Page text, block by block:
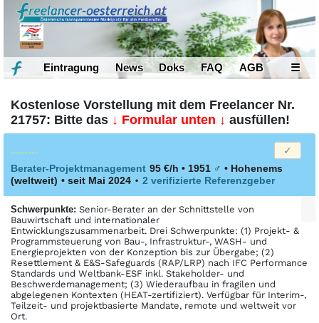
Eintragung News Doks FAQ AGB ☰
Kostenlose Vorstellung mit dem Freelancer Nr.
21757: Bitte das ↓ Formular unten ↓ ausfüllen!
Berater-Projektmanagement 95 €/h • 1951 ♂ • Hohenems
(weltweit) • seit Mai 2024 • 2 verifizierte Referenzgeber
Schwerpunkte: Senior-Berater an der Schnittstelle von
Bauwirtschaft und internationaler
Entwicklungszusammenarbeit. Drei Schwerpunkte: (1) Projekt- &
Programmsteuerung von Bau-, Infrastruktur-, WASH- und
Energieprojekten von der Konzeption bis zur Übergabe; (2)
Resettlement & E&S-Safeguards (RAP/LRP) nach IFC Performance
Standards und Weltbank-ESF inkl. Stakeholder- und
Beschwerdemanagement; (3) Wiederaufbau in fragilen und
abgelegenen Kontexten (HEAT-zertifiziert). Verfügbar für Interim-,
Teilzeit- und projektbasierte Mandate, remote und weltweit vor
Ort.